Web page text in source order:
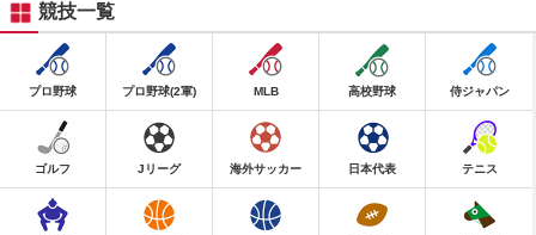
競技一覧
プロ野球 プロ野球(2軍) MLB 高校野球 侍ジャパン
ゴルフ Jリーグ 海外サッカー 日本代表 テニス